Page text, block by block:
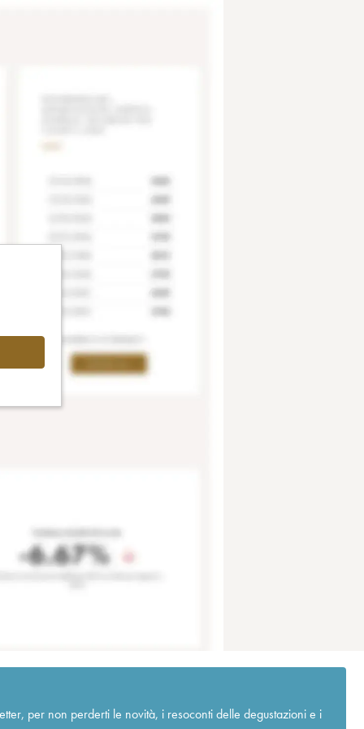
per non perderti le novità, i resoconti delle degustazioni e i